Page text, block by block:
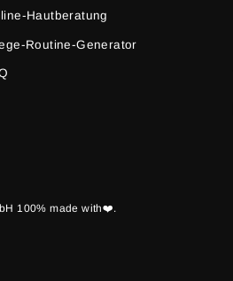
Hautberatung
Routine-Generator
100% made with❤️.